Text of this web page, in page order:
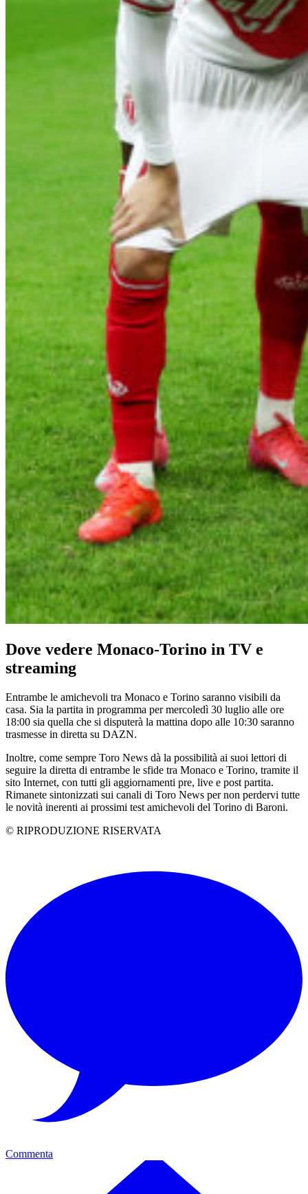
Dove vedere Monaco-Torino in TV e
streaming
Entrambe le amichevoli tra Monaco e Torino saranno visibili da
casa. Sia la partita in programma per mercoledì 30 luglio alle ore
18:00 sia quella che si disputerà la mattina dopo alle 10:30 saranno
trasmesse in diretta su DAZN.
Inoltre, come sempre Toro News dà la possibilità ai suoi lettori di
seguire la diretta di entrambe le sfide tra Monaco e Torino, tramite il
sito Internet, con tutti gli aggiornamenti pre, live e post partita.
Rimanete sintonizzati sui canali di Toro News per non perdervi tutte
le novità inerenti ai prossimi test amichevoli del Torino di Baroni.
© RIPRODUZIONE RISERVATA
Commenta